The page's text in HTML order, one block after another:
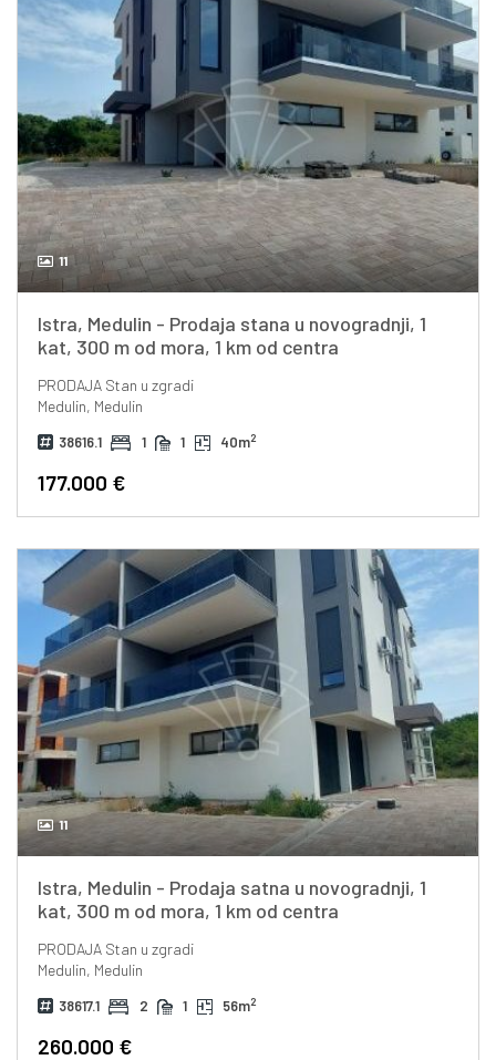
11
Istra, Medulin - Prodaja stana u novogradnji, 1
kat, 300 m od mora, 1 km od centra
PRODAJAStan u zgradi
Medulin, Medulin
38616.1 1 1 40m2
177.000 €
11
Istra, Medulin - Prodaja satna u novogradnji, 1
kat, 300 m od mora, 1 km od centra
PRODAJAStan u zgradi
Medulin, Medulin
38617.1 2 1 56m2
260.000 €